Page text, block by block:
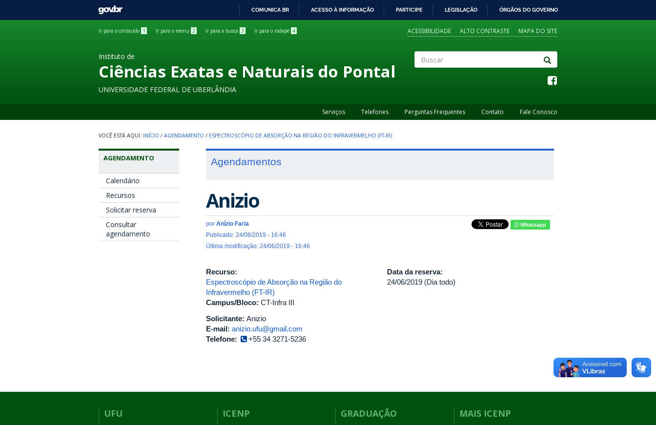
GOVBR
COMUNICA BR ACESSO À INFORMAÇÃO PARTICIPE LEGISLAÇÃO ÓRGÃOS DO GOVERNO
Ir para o conteúdo 1 Ir para o menu 2 Ir para a busca 3 Ir para o rodapé 4 ACESSIBILIDADE ALTO CONTRASTE MAPA DO SITE
Instituto de
Ciências Exatas e Naturais do Pontal
UNIVERSIDADE FEDERAL DE UBERLÂNDIA
Serviços Telefones Perguntas Frequentes Contato Fale Conosco
INÍCIO / AGENDAMENTO / ESPECTROSCÓPIO DE ABSORÇÃO NA REGIÃO DO INFRAVERMELHO (FT-IR)
AGENDAMENTO
Calendário
Recursos
Solicitar reserva
Consultar
agendamento
Agendamentos
Anizio
por Anízio Faria
Publicado: 24/06/2019 - 16:46
Última modificação: 24/06/2019 - 16:46
Whatsapp
Recurso:
Espectroscópio de Absorção na Região do
Infravermelho (FT-IR)
Campus/Bloco: CT-Infra III
Solicitante: Anizio
E-mail: anizio.ufu@gmail.com
Telefone:
+55 34 3271-5236
Data da reserva:
24/06/2019 (Dia todo)
UFU ICENP GRADUAÇÃO MAIS ICENP